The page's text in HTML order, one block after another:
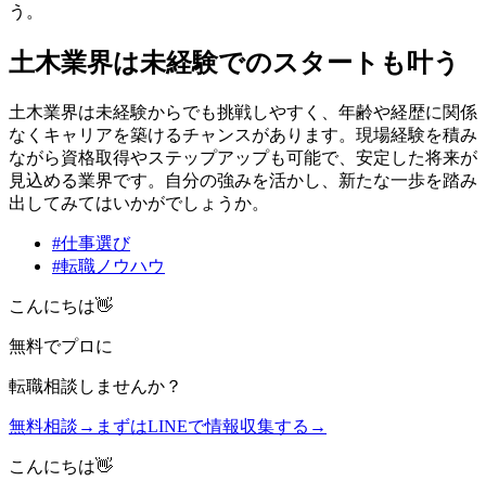
う。
土木業界は未経験でのスタートも叶う
土木業界は未経験からでも挑戦しやすく、年齢や経歴に関係
なくキャリアを築けるチャンスがあります。現場経験を積み
ながら資格取得やステップアップも可能で、安定した将来が
見込める業界です。自分の強みを活かし、新たな一歩を踏み
出してみてはいかがでしょうか。
#仕事選び
#転職ノウハウ
こんにちは👋
無料でプロに
転職相談 しませんか？
無料相談 → まずはLINEで情報収集する →
こんにちは👋